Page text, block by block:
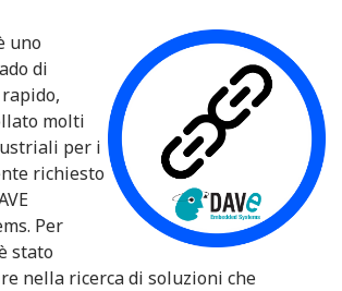
uno
di
molti
per i
richiesto
Per
stato
nella ricerca di soluzioni che